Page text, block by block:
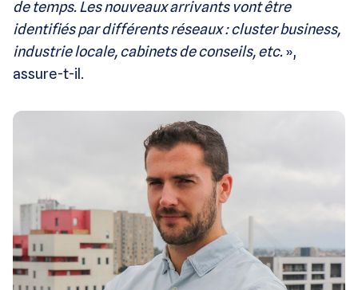
de temps. Les nouveaux arrivants vont être
identifiés par différents réseaux : cluster business,
industrie locale, cabinets de conseils, etc.»,
assure-t-il.